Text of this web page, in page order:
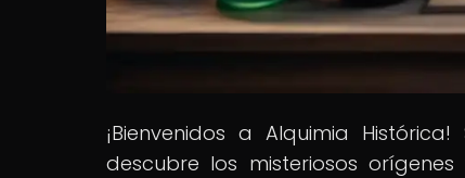
¡Bienvenidos a Alquimia
descubre los misteriosos